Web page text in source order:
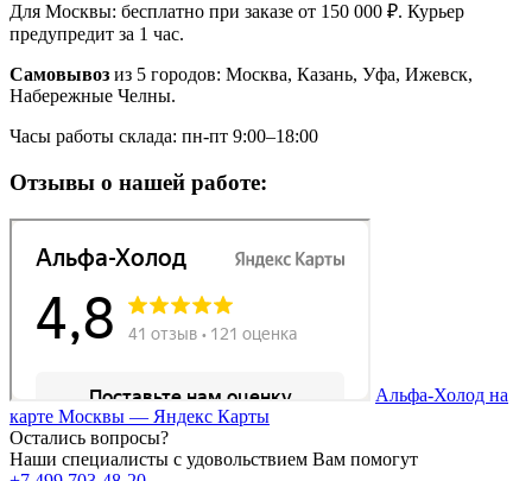
Для Москвы: бесплатно при заказе от 150 000 ₽. Курьер
предупредит за 1 час.
Самовывоз из 5 городов: Москва, Казань, Уфа, Ижевск,
Набережные Челны.
Часы работы склада: пн-пт 9:00–18:00
Отзывы о нашей работе:
Альфа-Холод на
карте Москвы — Яндекс Карты
Остались вопросы?
Наши специалисты с удовольствием Вам помогут